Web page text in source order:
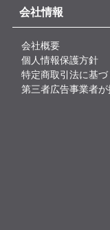
会社情報
会社概要
個人情報保護方針
特定商取引法に基
第三者広告事業者